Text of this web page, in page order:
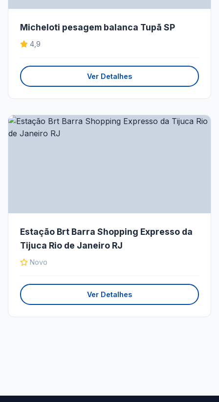
Micheloti pesagem balanca Tupã SP
4,9
Ver Detalhes
Estação Brt Barra Shopping Expresso da
Tijuca Rio de Janeiro RJ
Novo
Ver Detalhes